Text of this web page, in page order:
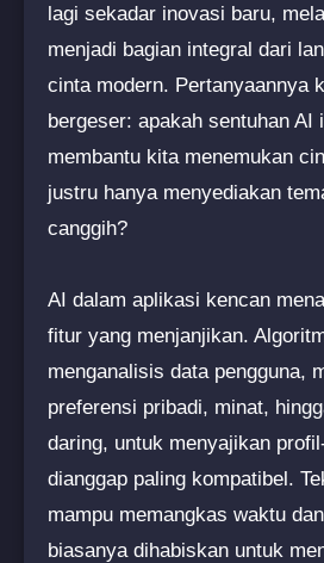
lagi sekadar inovasi baru,
menjadi bagian integral dari
cinta modern. Pertanyaannya
bergeser: apakah sentuhan AI
membantu kita menemukan
justru hanya menyediakan
canggih?
AI dalam aplikasi kencan
fitur yang menjanjikan.
menganalisis data pengguna,
preferensi pribadi, minat,
daring, untuk menyajikan
dianggap paling kompatibel.
mampu memangkas waktu
biasanya dihabiskan untuk